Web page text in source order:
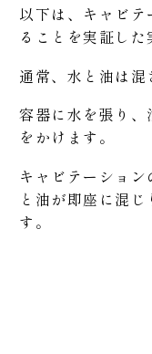
以下は、キャビ
ることを実証した
通常、水と油は混
容器に水を張り
をかけます。
キャビテーショ
と油が即座に混
す。